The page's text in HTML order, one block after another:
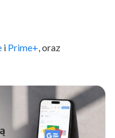
i Prime+, oraz